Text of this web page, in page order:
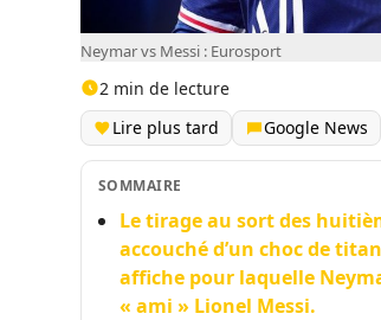
Neymar vs Messi : Eurosport
2 min de lecture
Lire plus tard
Google News
SOMMAIRE
Le tirage au sort des
accouché d’un choc de
affiche pour laquelle
« ami » Lionel Messi.